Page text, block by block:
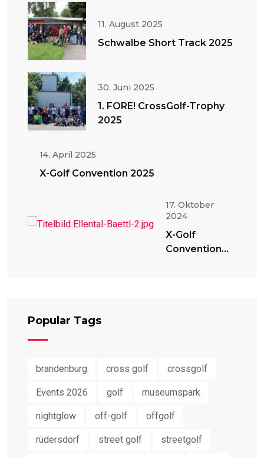
11. August 2025
Schwalbe Short Track 2025
30. Juni 2025
1. FORE! CrossGolf-Trophy
2025
14. April 2025
X-Golf Convention 2025
17. Oktober
2024
X-Golf
Convention
Popular Tags
brandenburg cross golf crossgolf
Events 2026 golf museumspark
nightglow off-golf offgolf
rüdersdorf street golf streetgolf